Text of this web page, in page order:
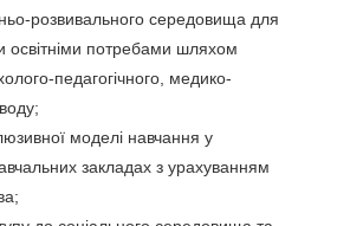
розвивального середовища для
освітніми потребами шляхом
педагогічного, медико-
моделі навчання у
закладах з урахуванням